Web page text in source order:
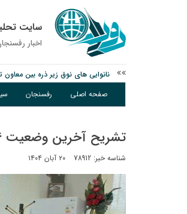
سایت
اخبار
نانوایی های نوق زیر ذره بین معاون
وزارت اطلاعات: ۲۱ مزدور موساد و ۴ شرور مسلح در کرمان بازداشت شدند
توقیف خودروی حامل چوب جنگلی
صفحه اصلی رفسنجان
تشریح آخرین وضعیت ۳۹۶ پرونده اوقاف در رفسنجان
شناسه خبر: 78912 ۲۰ آبان ۱۴۰۴